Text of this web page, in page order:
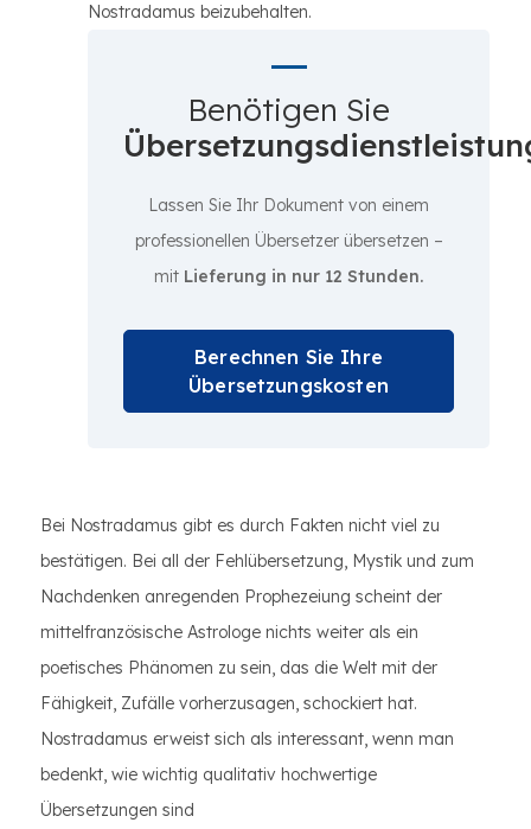
Nostradamus beizubehalten.
Benötigen Sie
Lassen Sie Ihr Dokument von einem
professionellen Übersetzer übersetzen –
mit Lieferung in nur 12 Stunden.
Berechnen Sie Ihre
Übersetzungskosten
Bei Nostradamus gibt es durch Fakten nicht viel zu
bestätigen. Bei all der Fehlübersetzung, Mystik und zum
Nachdenken anregenden Prophezeiung scheint der
mittelfranzösische Astrologe nichts weiter als ein
poetisches Phänomen zu sein, das die Welt mit der
Fähigkeit, Zufälle vorherzusagen, schockiert hat.
Nostradamus erweist sich als interessant, wenn man
bedenkt, wie wichtig qualitativ hochwertige
Übersetzungen sind